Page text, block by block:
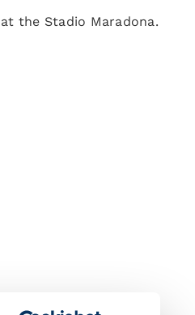
the Stadio Maradona.